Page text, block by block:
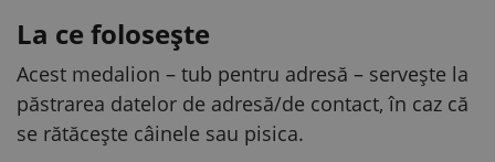
La ce folosește
Acest medalion – tub pentru adresă – servește la
păstrarea datelor de adresă/de contact, în caz că
se rătăcește câinele sau pisica.